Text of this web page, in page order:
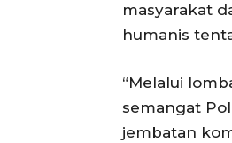
masyarakat
humanis
“Melalui
semangat
jembatan